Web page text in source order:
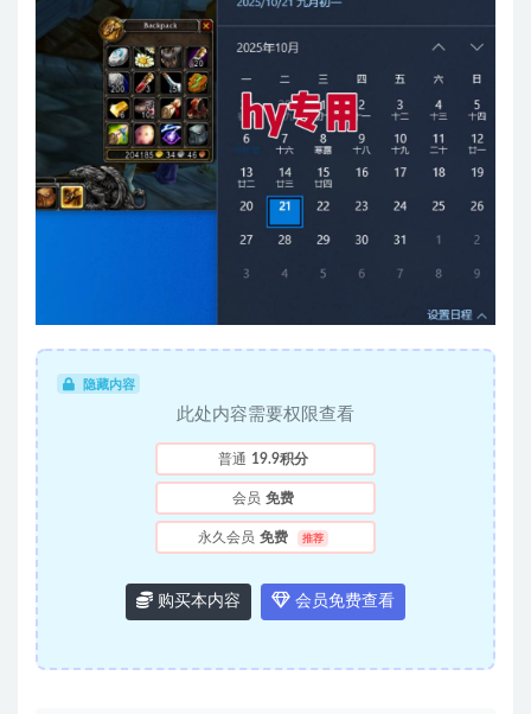
隐藏内容
此处内容需要权限查看
普通 19.9积分
会员 免费
永久会员 免费 推荐
购买本内容 会员免费查看